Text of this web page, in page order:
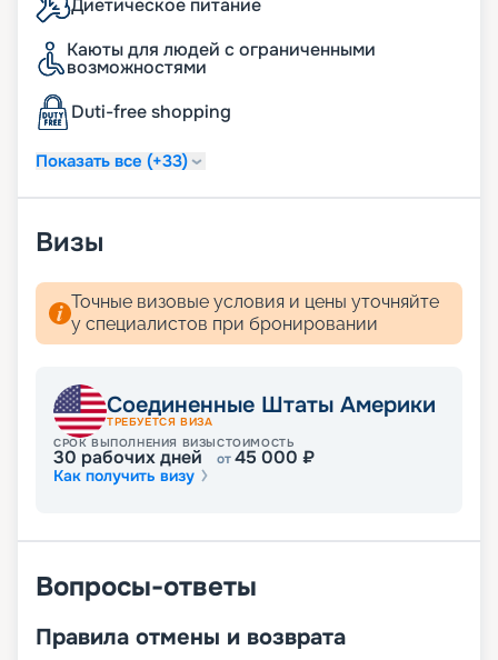
Диетическое питание
Каюты для людей с ограниченными
возможностями
Duti-free shopping
Показать все (+33)
Визы
Точные визовые условия и цены уточняйте
у специалистов при бронировании
Соединенные Штаты Америки
ТРЕБУЕТСЯ ВИЗА
СРОК ВЫПОЛНЕНИЯ ВИЗЫ
30 рабочих дней
СТОИМОСТЬ
от45 000 ₽
Как получить визу
Вопросы-ответы
Правила отмены и возврата